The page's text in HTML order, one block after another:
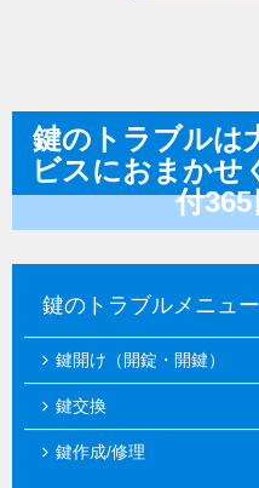
鍵のトラブルは
ビスにおまかせ
付
鍵のトラブルメニュー
鍵開け（開錠・開鍵）
鍵交換
鍵作成/修理